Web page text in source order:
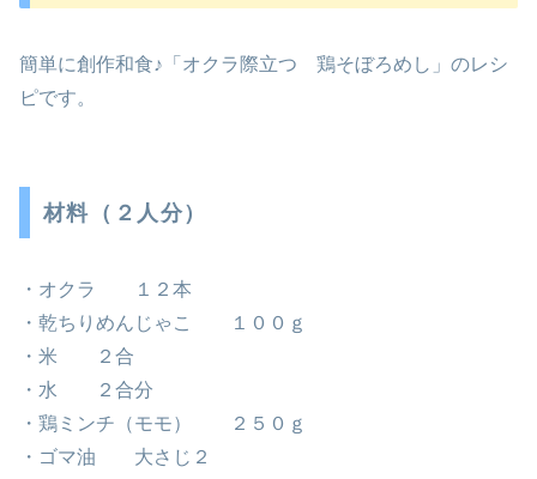
簡単に創作和食♪「オクラ際立つ 鶏そぼろめし」のレシ
ピです。
材料（２人分）
・オクラ １２本
・乾ちりめんじゃこ １００ｇ
・米 ２合
・水 ２合分
・鶏ミンチ（モモ） ２５０ｇ
・ゴマ油 大さじ２